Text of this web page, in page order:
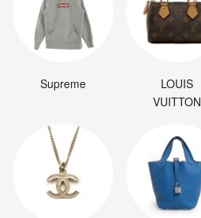
Supreme
LOUIS
VUITTON